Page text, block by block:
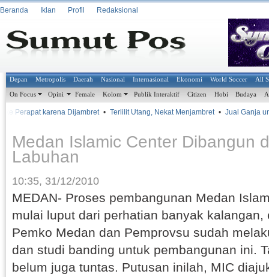
Beranda Iklan Profil Redaksional
Depan Metropolis Daerah Nasional Internasional Ekonomi World Soccer All
On Focus Opini Female Kolom Publik Interaktif Citizen Hobi Budaya
Perapat karena Dijambret • Terlilit Utang, Nekat Menjambret • Jual Ganja
Medan Islamic Center Dibangun
Labuhan
10:35, 31/12/2010
MEDAN- Proses pembangunan Medan
mulai luput dari perhatian banyak kalangan,
Pemko Medan dan Pemprovsu sudah
dan studi banding untuk pembangunan ini.
belum juga tuntas. Putusan inilah, MIC